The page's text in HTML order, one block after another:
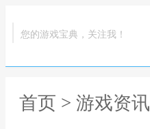
您的游戏宝典，关注我！
首页 > 游戏资讯